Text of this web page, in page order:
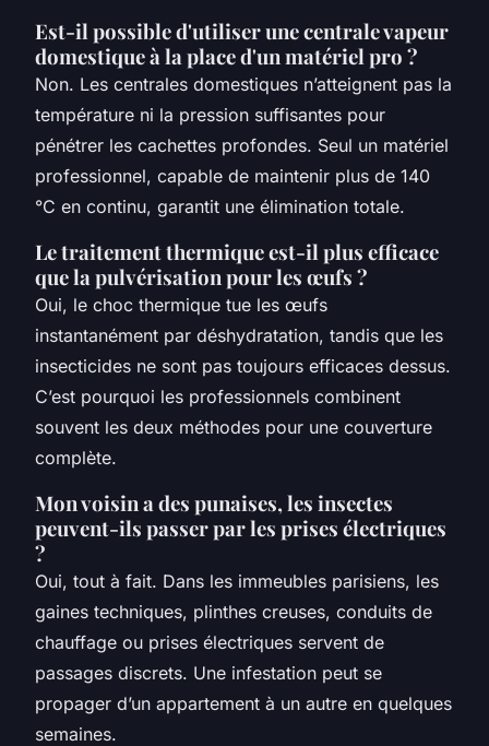
Est-il possible d'utiliser une centrale vapeur
domestique à la place d'un matériel pro ?
Non. Les centrales domestiques n’atteignent pas la
température ni la pression suffisantes pour
pénétrer les cachettes profondes. Seul un matériel
professionnel, capable de maintenir plus de 140
°C en continu, garantit une élimination totale.
Le traitement thermique est-il plus efficace
que la pulvérisation pour les œufs ?
Oui, le choc thermique tue les œufs
instantanément par déshydratation, tandis que les
insecticides ne sont pas toujours efficaces dessus.
C’est pourquoi les professionnels combinent
souvent les deux méthodes pour une couverture
complète.
Mon voisin a des punaises, les insectes
peuvent-ils passer par les prises électriques
?
Oui, tout à fait. Dans les immeubles parisiens, les
gaines techniques, plinthes creuses, conduits de
chauffage ou prises électriques servent de
passages discrets. Une infestation peut se
propager d’un appartement à un autre en quelques
semaines.